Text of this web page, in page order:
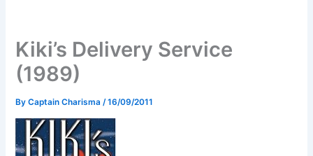
Kiki’s Delivery Service
(1989)
ByCaptain Charisma /16/09/2011